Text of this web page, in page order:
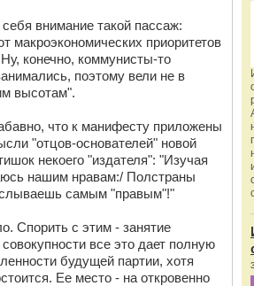
внимание такой пассаж:
макроэкономических приоритетов
конечно, коммунисты-то
поэтому вели не в
высотам".
что к манифесту приложены
"отцов-основателей" новой
некоего "издателя": "Изучая
нашим нравам:/ Полстраны
самым "правым"!"
Спорить с этим - занятие
все это дает полную
будущей партии, хотя
Ее место - на откровенно